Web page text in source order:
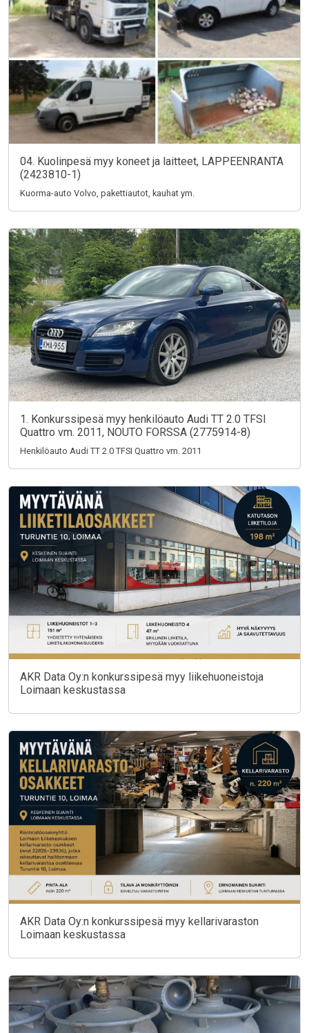
04. Kuolinpesä myy koneet ja laitteet, LAPPEENRANTA
(2423810-1)
Kuorma-auto Volvo, pakettiautot, kauhat ym.
1. Konkurssipesä myy henkilöauto Audi TT 2.0 TFSI
Quattro vm. 2011, NOUTO FORSSA (2775914-8)
Henkilöauto Audi TT 2.0 TFSI Quattro vm. 2011
AKR Data Oy:n konkurssipesä myy liikehuoneistoja
Loimaan keskustassa
AKR Data Oy:n konkurssipesä myy kellarivaraston
Loimaan keskustassa